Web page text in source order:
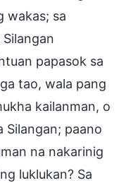
wakas; sa
papasok sa
tao, wala pang
kailanman, o
Silangan; paano
na nakarinig
luklukan? Sa